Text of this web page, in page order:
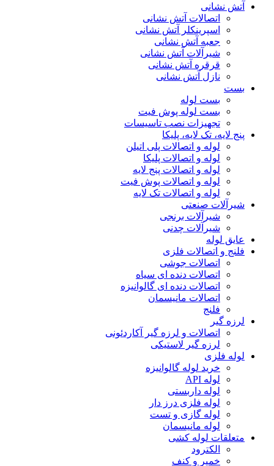
آتش نشانی
اتصالات آتش نشانی
اسپرینکلر آتش نشانی
جعبه آتش نشانی
شیرآلات آتش نشانی
قرقره آتش نشانی
نازل آتش نشانی
بست
بست لوله
بست لوله پوش فیت
تجهیزات نصب تاسیسات
پنج لایه، تک لایه، پلیکا
لوله و اتصالات پلی اتیلن
لوله و اتصالات پلیکا
لوله و اتصالات پنج لایه
لوله و اتصالات پوش فیت
لوله و اتصالات تک لایه
شیرآلات صنعتی
شیرآلات برنجی
شیرآلات چدنی
عایق لوله
فلنج و اتصالات فلزی
اتصالات جوشی
اتصالات دنده ای سیاه
اتصالات دنده ای گالوانیزه
اتصالات مانیسمان
فلنج
لرزه گیر
اتصالات و لرزه گیر آکاردئونی
لرزه گیر لاستیکی
لوله فلزی
خرید لوله گالوانیزه
لوله API
لوله داربستی
لوله فلزی درز دار
لوله گازی و تست
لوله مانیسمان
متعلقات لوله کشی
الکترود
خمیر و کنف